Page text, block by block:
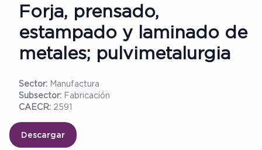
Forja, prensado,
estampado y laminado de
metales; pulvimetalurgia
Sector: Manufactura
Subsector: Fabricación
CAECR: 2591
Descargar